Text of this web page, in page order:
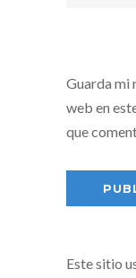
Guarda mi
web en
que
Este sitio